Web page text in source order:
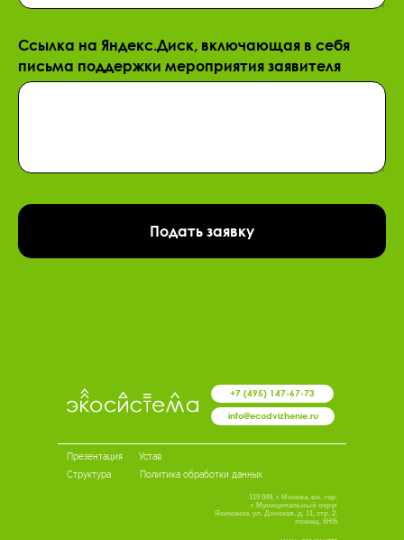
Ссылка на Яндекс.Диск, включающая в себя
письма поддержки мероприятия заявителя
Подать заявку
119 049, г. Москва, вн. тер.
г. Муниципальный округ
Якиманка, ул. Донская, д. 11, стр. 2,
помещ. 6Н/6
info@ecodvizhenie.ru
+7 (495) 147-67-73
Политика обработки данных
Устав
Презентация
Структура